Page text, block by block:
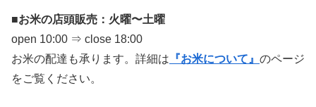
■お米の店頭販売：火曜〜土曜
open 10:00 ⇒ close 18:00
お米の配達も承ります。詳細は 『お米について』 のページ
をご覧ください。